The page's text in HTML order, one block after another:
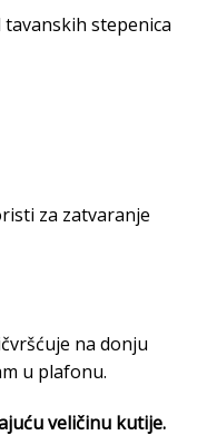
stepenica
za zatvaranje
na donju
u plafonu.
veličinu kutije.